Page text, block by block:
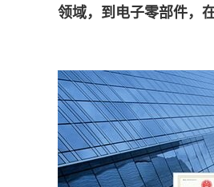
领域，到电子零部件，